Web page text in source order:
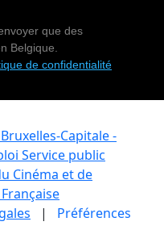
que des
Belgique.
de confidentialité
Capitale -
Service public
Cinéma et de
| Préférences